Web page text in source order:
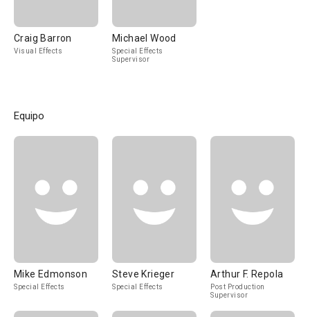
Craig Barron
Visual Effects
Michael Wood
Special Effects
Supervisor
Equipo
Mike Edmonson
Special Effects
Steve Krieger
Special Effects
Arthur F. Repola
Post Production
Supervisor